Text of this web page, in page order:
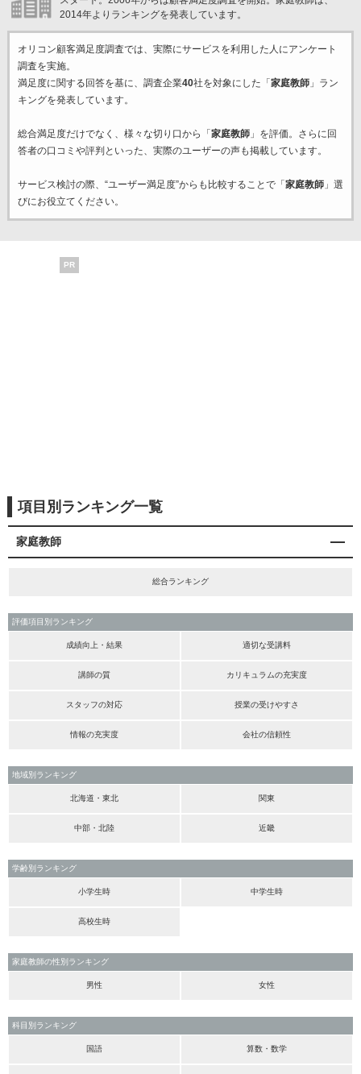
2014年よりランキングを発表しています。
オリコン顧客満足度調査では、実際にサービスを利用した 人にアンケート
調査を実施。
満足度に関する回答を基に、調査企業40社を対象にした「 家庭教師」ラン
キングを発表しています。
総合満足度だけでなく、様々な切り口から「 家庭教師」を評価。さらに回
答者の口コミや評判といった、実際のユーザーの声も掲載しています。
サービス検討の際、“ユーザー満足度”からも比較することで「 家庭教師」選
びにお役立てください。
PR
項目別ランキング一覧
家庭教師
総合ランキング
評価項目別ランキング
成績向上・結果 適切な受講料
講師の質 カリキュラムの充実度
スタッフの対応 授業の受けやすさ
情報の充実度 会社の信頼性
地域別ランキング
北海道・東北 関東
中部・北陸 近畿
学齢別ランキング
小学生時 中学生時
高校生時
家庭教師の性別ランキング
男性 女性
科目別ランキング
国語 算数・数学